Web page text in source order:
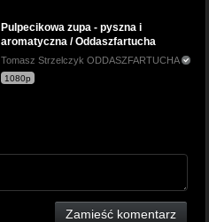
Pulpecikowa zupa - pyszna i
aromatyczna / Oddaszfartucha
Tomasz Strzelczyk ODDASZFARTUCHA
1080p
Zamieść komentarz